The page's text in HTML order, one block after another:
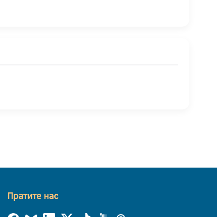
Пратите нас